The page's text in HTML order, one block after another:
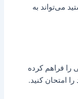
می‌تواند به
را فراهم کرده
امتحان کنید.